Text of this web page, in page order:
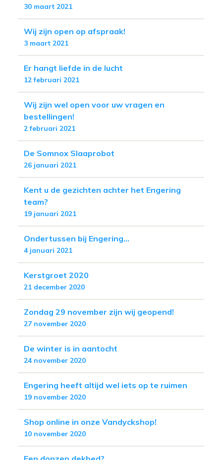
30 maart 2021
Wij zijn open op afspraak!
3 maart 2021
Er hangt liefde in de lucht
12 februari 2021
Wij zijn wel open voor uw vragen en
bestellingen!
2 februari 2021
De Somnox Slaaprobot
26 januari 2021
Kent u de gezichten achter het Engering
team?
19 januari 2021
Ondertussen bij Engering...
4 januari 2021
Kerstgroet 2020
21 december 2020
Zondag 29 november zijn wij geopend!
27 november 2020
De winter is in aantocht
24 november 2020
Engering heeft altijd wel iets op te ruimen
19 november 2020
Shop online in onze Vandyckshop!
10 november 2020